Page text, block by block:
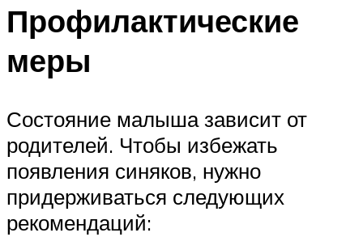
Профилактические
меры
Состояние малыша зависит от
родителей. Чтобы избежать
появления синяков, нужно
придерживаться следующих
рекомендаций: